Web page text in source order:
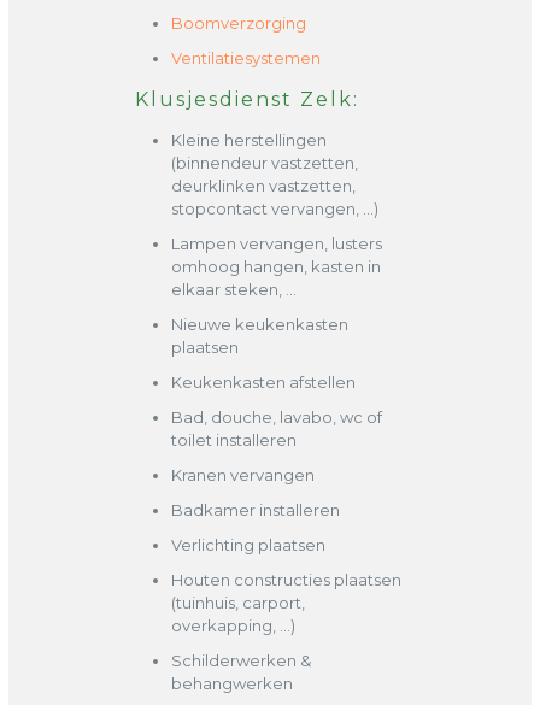
Boomverzorging
Ventilatiesystemen
Klusjesdienst Zelk:
Kleine herstellingen
(binnendeur vastzetten,
deurklinken vastzetten,
stopcontact vervangen, …)
Lampen vervangen, lusters
omhoog hangen, kasten in
elkaar steken, …
Nieuwe keukenkasten
plaatsen
Keukenkasten afstellen
Bad, douche, lavabo, wc of
toilet installeren
Kranen vervangen
Badkamer installeren
Verlichting plaatsen
Houten constructies plaatsen
(tuinhuis, carport,
overkapping, …)
Schilderwerken &
behangwerken